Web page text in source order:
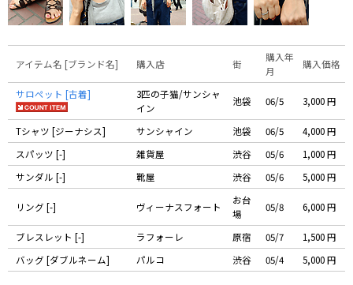
アイテム名 [ブランド名] 購入店 街
購入年
月
購入価格
サロペット [古着]
3匹の子猫/サンシャ
イン
池袋 06/5 3,000 円
Tシャツ [ジーナシス] サンシャイン 池袋 06/5
4,000 円
スパッツ [-]
雑貨屋 渋谷 05/6
1,000 円
サンダル [-]
靴屋 渋谷 05/6 5,000 円
リング [-] ヴィーナスフォート
お台
場
05/8 6,000 円
ブレスレット [-] ラフォーレ 原宿 05/7
1,500 円
バッグ [ダブルネーム]
パルコ 渋谷 05/4 5,000 円